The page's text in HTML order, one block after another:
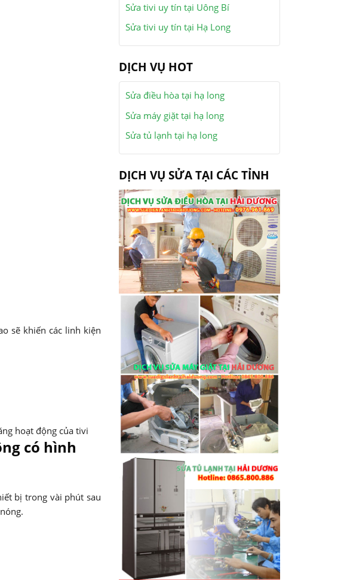
sẽ khiến các linh kiện
hoạt động của tivi
có hình
bị trong vài phút sau
Sửa tivi uy tín tại Uông Bí
Sửa tivi uy tín tại Hạ Long
DỊCH VỤ HOT
Sửa điều hòa tại hạ long
Sửa máy giặt tại hạ long
Sửa tủ lạnh tại hạ long
DỊCH VỤ SỬA TẠI CÁC TỈNH